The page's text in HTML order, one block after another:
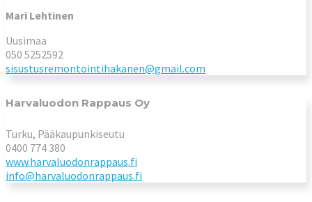
Mari Lehtinen
Uusimaa
050 5252592
sisustusremontointihakanen@gmail.com
Harvaluodon Rappaus Oy
Turku, Pääkaupunkiseutu
0400 774 380
www.harvaluodonrappaus.fi
info@harvaluodonrappaus.fi